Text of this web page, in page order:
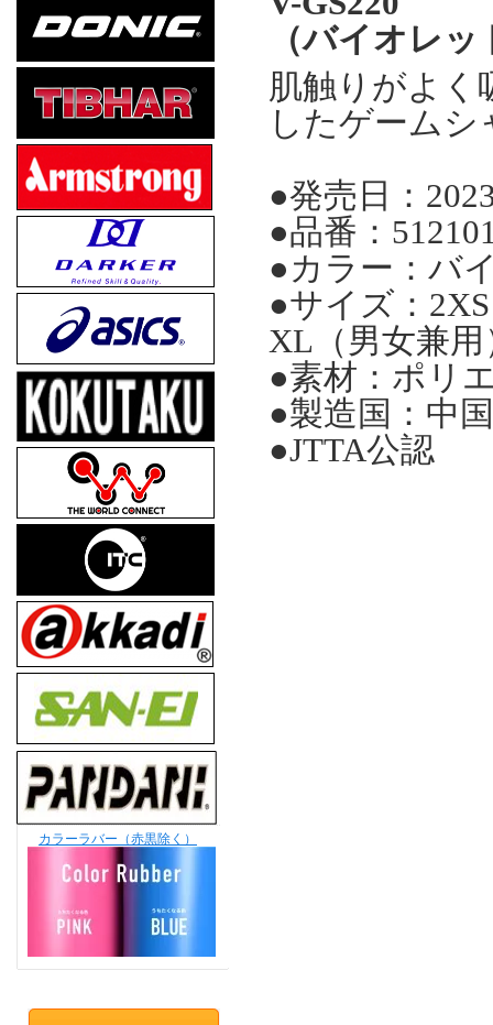
カラーラバー（赤黒除く）
（バイオレ
肌触りがよく
したゲームシ
●発売日：
●品番：
●カラー：バ
●サイズ：
XL（男女兼用
●素材：ポリ
●製造国：中国
●JTTA公認